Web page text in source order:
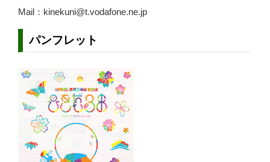
Mail：kinekuni@t.vodafone.ne.jp
パンフレット